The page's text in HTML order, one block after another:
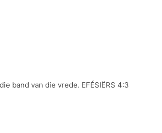
band van die vrede. EFÉSIËRS 4:3